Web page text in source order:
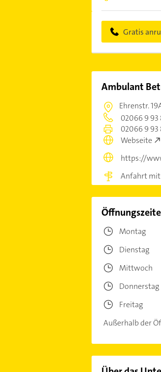
Gratis
Ambulant
Ehrenstr.
02066 9 93
02066 9 93
Webseite
https://
Anfahrt mit
Montag
Dienstag
Mittwoch
Donnerstag
Freitag
Außerhalb der